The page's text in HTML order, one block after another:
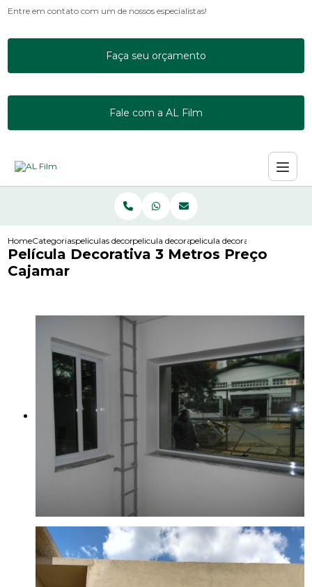
Entre em contato com um de nossos especialistas!
Faça seu orçamento
Fale com a AL Film
HomeCategoriaspeliculas decorativaspelicula decorativa 3 metrospelicula decorativa 3 metros
Película Decorativa 3 Metros Preço
Cajamar